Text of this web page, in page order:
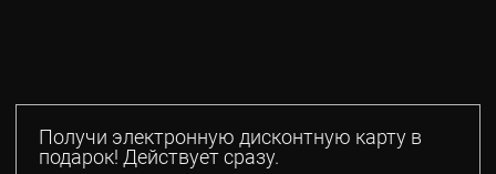
Получи электронную дисконтную карту в
подарок! Действует сразу.